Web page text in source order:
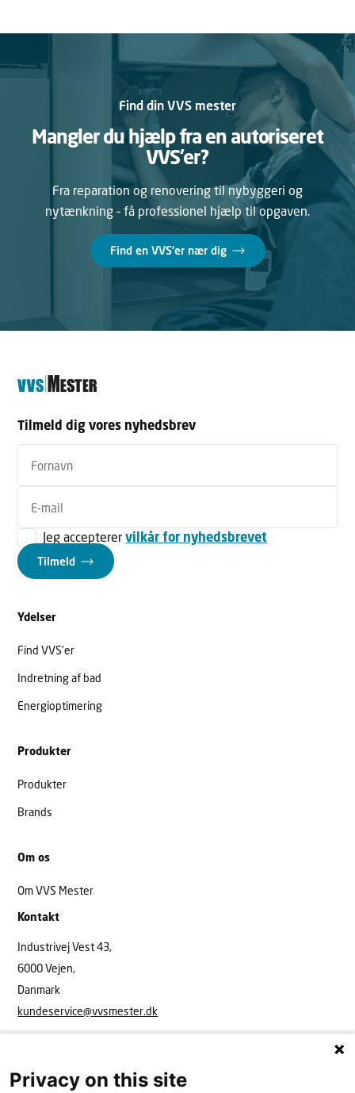
Find din VVS mester
Mangler du hjælp fra en autoriseret
VVS’er?
Fra reparation og renovering til nybyggeri og
nytænkning – få professionel hjælp til opgaven.
Find en VVS’er nær dig
Tilmeld dig vores nyhedsbrev
Jeg accepterervilkår for nyhedsbrevet
Tilmeld
Ydelser
Find VVS’er
Indretning af bad
Energioptimering
Produkter
Produkter
Brands
Om os
Om VVS Mester
Kontakt
Industrivej Vest 43,
6000 Vejen,
Danmark
kundeservice@vvsmester.dk
Privacy on this site